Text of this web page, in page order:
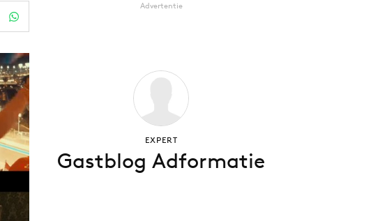
Advertentie
EXPERT
Gastblog Adformatie